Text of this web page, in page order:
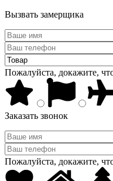
Вызвать замерщика
Пожалуйста, докажите,
Заказать звонок
Пожалуйста, докажите,